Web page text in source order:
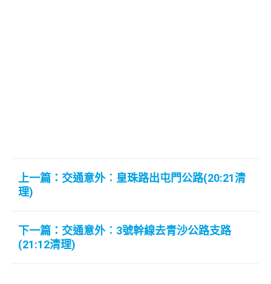
上一篇：交通意外︰皇珠路出屯門公路(20:21清
理)
下一篇：交通意外︰3號幹線去青沙公路支路
(21:12清理)